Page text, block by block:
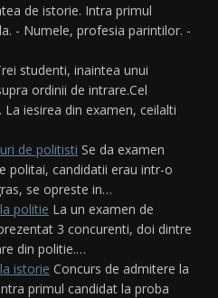
de istorie. Intra primul
- Numele, profesia parintilor. -
studenti, inaintea unui
ordinii de intrare.Cel
iesirea din examen, ceilalti
de politisti Se da examen
politai, candidatii erau intr-o
se opreste in…
politie La un examen de
3 concurenti, doi dintre
din politie.…
istorie Concurs de admitere la
primul candidat la proba